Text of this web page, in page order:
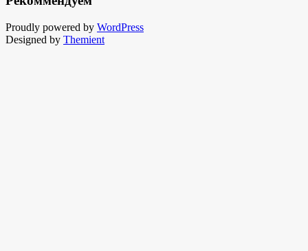
Proudly powered by WordPress
Designed by Themient